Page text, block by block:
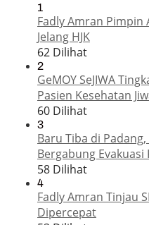
1
Fadly Amran Pimpin
Jelang HJK
62 Dilihat
2
GeMOY SeJIWA
Pasien Kesehatan
60 Dilihat
3
Baru Tiba di
Bergabung
58 Dilihat
4
Fadly Amran Tinjau
Dipercepat